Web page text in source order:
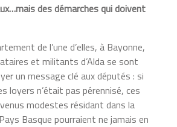
des démarches qui doivent
de l’une d’elles, à Bayonne,
et militants d’Alda se sont
un message clé aux députés : si
loyers n’était pas pérennisé, ces
modestes résidant dans la
Basque pourraient ne jamais en